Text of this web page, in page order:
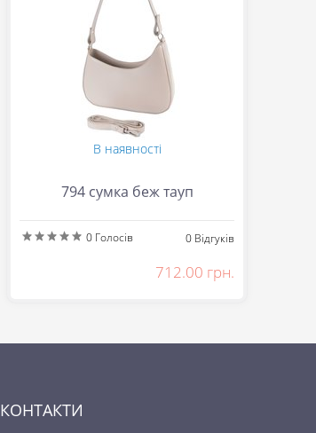
В наявності
794 сумка беж тауп
0 Голосів 0 Відгуків
712.00 грн.
КОНТАКТИ